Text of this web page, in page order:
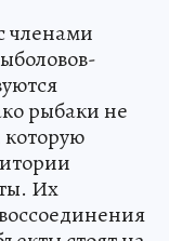
членами
рыбаки не
которую
Их